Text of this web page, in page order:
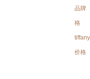
品牌
格
价格